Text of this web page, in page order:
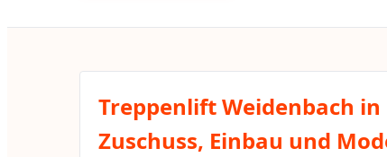
Treppenlift Weidenbach
Zuschuss, Einbau und